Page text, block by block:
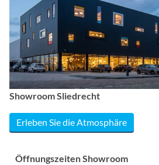
Showroom Sliedrecht
Erleben Sie die Atmosphäre
Öffnungszeiten Showroom